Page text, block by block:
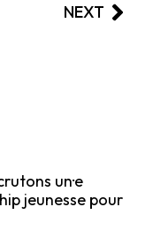
NEXT
un·e
jeunesse pour